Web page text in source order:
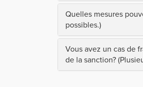
Quelles mesures
possibles.)
Vous avez un cas de
de la sanction?